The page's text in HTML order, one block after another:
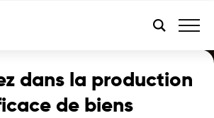
dans la production
de biens